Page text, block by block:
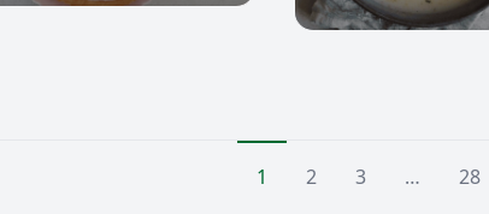
1 2 3 … 28